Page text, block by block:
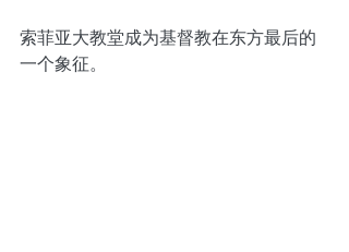
索菲亚大教堂成为基督教在东方最后的
一个象征。